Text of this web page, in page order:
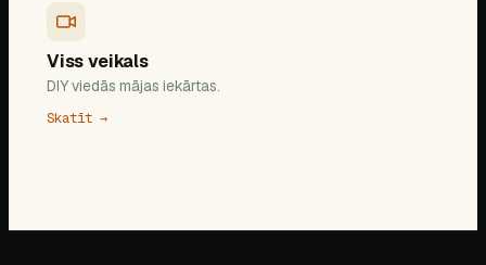
Viss veikals
DIY viedās mājas iekārtas.
Skatīt →